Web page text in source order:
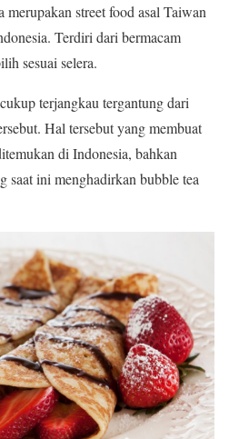
street food asal Taiwan
Terdiri dari bermacam
sesuai selera.
terjangkau tergantung dari
Hal tersebut yang membuat
di Indonesia, bahkan
saat ini menghadirkan bubble tea